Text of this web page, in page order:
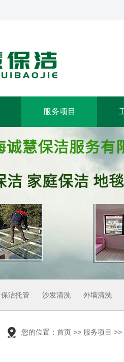
服务项目
保洁托管 沙发清洗 外墙清洗
您的位置： 首页 >> 服务项目 >>